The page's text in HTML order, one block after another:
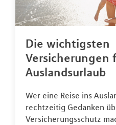
Die wichtigsten
Versicherungen
Auslandsurlaub
Wer eine Reise ins
rechtzeitig Gedanken
Versicherungsschutz